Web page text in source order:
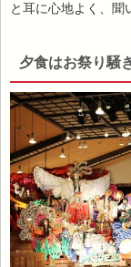
と耳に心地よく、聞
夕食はお祭り騒